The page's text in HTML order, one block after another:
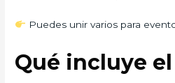
Puedes unir varios para
Qué incluye